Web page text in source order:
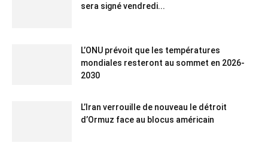
sera signé vendredi...
L’ONU prévoit que les températures
mondiales resteront au sommet en 2026-
2030
L’Iran verrouille de nouveau le détroit
d’Ormuz face au blocus américain